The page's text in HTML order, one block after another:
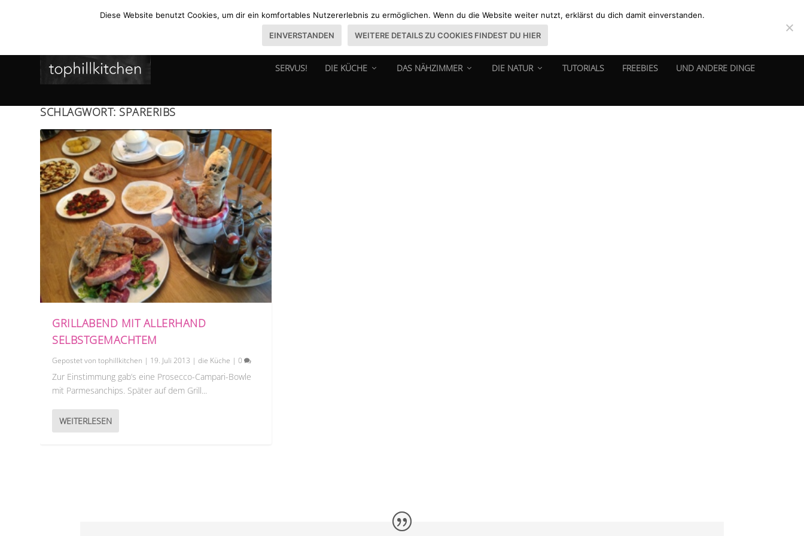
SERVUS! DIE KÜCHE DAS NÄHZIMMER DIE NATUR TUTORIALS FREEBIES UND ANDERE DINGE
SCHLAGWORT: SPARERIBS
GRILLABEND MIT ALLERHAND
SELBSTGEMACHTEM
Gepostet vontophillkitchen | 19. Juli 2013 |die Küche |0
Zur Einstimmung gab’s eine Prosecco-Campari-Bowle
mit Parmesanchips. Später auf dem Grill...
WEITERLESEN
Diese Website benutzt Cookies, um dir ein komfortables Nutzererlebnis zu ermöglichen. Wenn du die Website weiter nutzt, erklärst du dich damit einverstanden.
EINVERSTANDEN WEITERE DETAILS ZU COOKIES FINDEST DU HIER